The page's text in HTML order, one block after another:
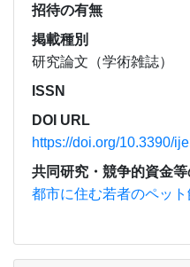
招待の有無
掲載種別
研究論文（学術雑誌）
ISSN
DOI URL
https://doi.org/10.3390/
共同研究・競争的資金
都市に住む若者のペッ